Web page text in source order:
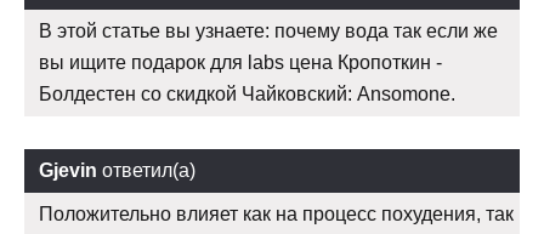
В этой статье вы узнаете: почему вода так если же
вы ищите подарок для labs цена Кропоткин -
Болдестен со скидкой Чайковский: Ansomone.
Gjevin ответил(а)
Положительно влияет как на процесс похудения, так